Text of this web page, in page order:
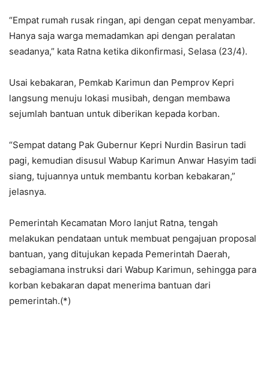
“Empat rumah rusak ringan, api dengan cepat menyambar.
Hanya saja warga memadamkan api dengan peralatan
seadanya,” kata Ratna ketika dikonfirmasi, Selasa (23/4).
Usai kebakaran, Pemkab Karimun dan Pemprov Kepri
langsung menuju lokasi musibah, dengan membawa
sejumlah bantuan untuk diberikan kepada korban.
“Sempat datang Pak Gubernur Kepri Nurdin Basirun tadi
pagi, kemudian disusul Wabup Karimun Anwar Hasyim tadi
siang, tujuannya untuk membantu korban kebakaran,”
jelasnya.
Pemerintah Kecamatan Moro lanjut Ratna, tengah
melakukan pendataan untuk membuat pengajuan proposal
bantuan, yang ditujukan kepada Pemerintah Daerah,
sebagiamana instruksi dari Wabup Karimun, sehingga para
korban kebakaran dapat menerima bantuan dari
pemerintah.(*)